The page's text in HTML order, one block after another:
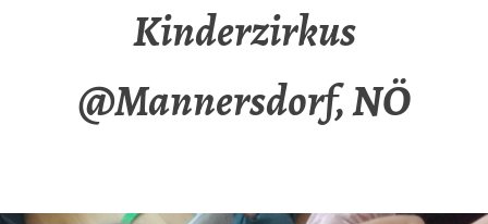
Kinderzirkus
@Mannersdorf, NÖ